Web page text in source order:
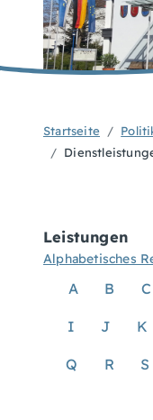
Startseite
Leistungen
Alphabetisches
A B C
I J K
Q R S